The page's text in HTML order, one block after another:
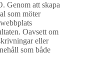
Genom att skapa
som möter
Oavsett om
eller
som både